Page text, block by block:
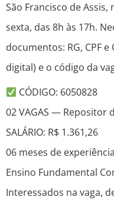
São Francisco de Assis,
sexta, das 8h às 17h.
documentos: RG, CPF
digital) e o código da
CÓDIGO: 6050828
02 VAGAS — Repositor
SALÁRIO: R$ 1.361,26
06 meses de
Ensino Fundamental
Interessados na vaga,